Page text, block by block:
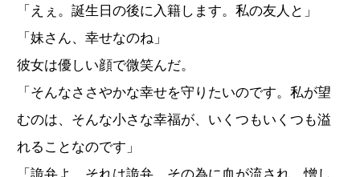
「えぇ。誕生日の後に入籍します。私の友人と」
「妹さん、幸せなのね」
彼女は優しい顔で微笑んだ。
「そんなささやかな幸せを守りたいのです。私が望
むのは、そんな小さな幸福が、いくつもいくつも溢
れることなのです」